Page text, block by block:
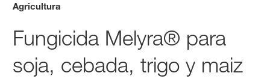
Agricultura
Fungicida Melyra® para
soja, cebada, trigo y maiz